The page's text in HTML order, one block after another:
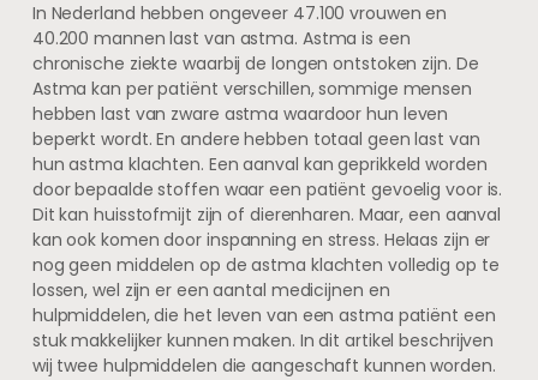
In Nederland hebben ongeveer 47.100 vrouwen en
40.200 mannen last van astma. Astma is een
chronische ziekte waarbij de longen ontstoken zijn. De
Astma kan per patiënt verschillen, sommige mensen
hebben last van zware astma waardoor hun leven
beperkt wordt. En andere hebben totaal geen last van
hun astma klachten. Een aanval kan geprikkeld worden
door bepaalde stoffen waar een patiënt gevoelig voor is.
Dit kan huisstofmijt zijn of dierenharen. Maar, een aanval
kan ook komen door inspanning en stress. Helaas zijn er
nog geen middelen op de astma klachten volledig op te
lossen, wel zijn er een aantal medicijnen en
hulpmiddelen, die het leven van een astma patiënt een
stuk makkelijker kunnen maken. In dit artikel beschrijven
wij twee hulpmiddelen die aangeschaft kunnen worden.